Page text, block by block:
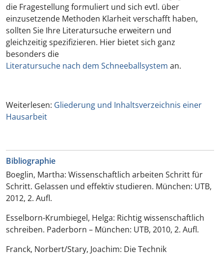
die Fragestellung formuliert und sich evtl. über
einzusetzende Methoden Klarheit verschafft haben,
sollten Sie Ihre Literatursuche erweitern und
gleichzeitig spezifizieren. Hier bietet sich ganz
besonders die
Literatursuche nach dem Schneeballsystem an.
Weiterlesen: Gliederung und Inhaltsverzeichnis einer
Hausarbeit
Bibliographie
Boeglin, Martha: Wissenschaftlich arbeiten Schritt für
Schritt. Gelassen und effektiv studieren. München: UTB,
2012, 2. Aufl.
Esselborn-Krumbiegel, Helga: Richtig wissenschaftlich
schreiben. Paderborn – München: UTB, 2010, 2. Aufl.
Franck, Norbert/Stary, Joachim: Die Technik